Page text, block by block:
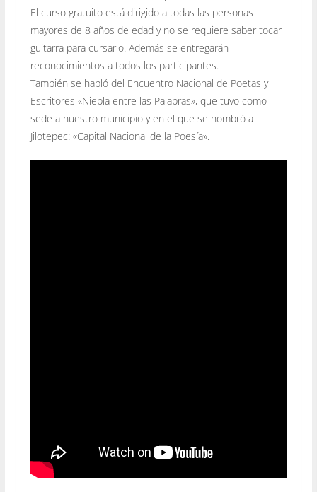
El curso gratuito está dirigido a todas las personas
mayores de 8 años de edad y no se requiere saber tocar
guitarra para cursarlo. Además se entregarán
reconocimientos a todos los participantes.
También se habló del Encuentro Nacional de Poetas y
Escritores «Niebla entre las Palabras», que tuvo como
sede a nuestro municipio y en el que se nombró a
Jilotepec: «Capital Nacional de la Poesía».